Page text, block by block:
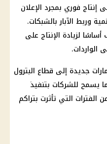
إنتاج فوري بمجرد الإعلان
وربط الآبار بالشبكات.
لزيادة الإنتاج على
الواردات.
جديدة إلى قطاع البترول
يسمح للشركات بتنفيذ
الفترات التي تأثرت بتراكم